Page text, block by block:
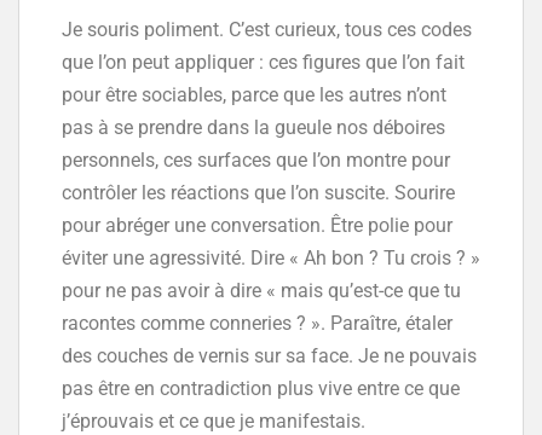
Je souris poliment. C’est curieux, tous ces codes
que l’on peut appliquer : ces figures que l’on fait
pour être sociables, parce que les autres n’ont
pas à se prendre dans la gueule nos déboires
personnels, ces surfaces que l’on montre pour
contrôler les réactions que l’on suscite. Sourire
pour abréger une conversation. Être polie pour
éviter une agressivité. Dire « Ah bon ? Tu crois ? »
pour ne pas avoir à dire « mais qu’est-ce que tu
racontes comme conneries ? ». Paraître, étaler
des couches de vernis sur sa face. Je ne pouvais
pas être en contradiction plus vive entre ce que
j’éprouvais et ce que je manifestais.